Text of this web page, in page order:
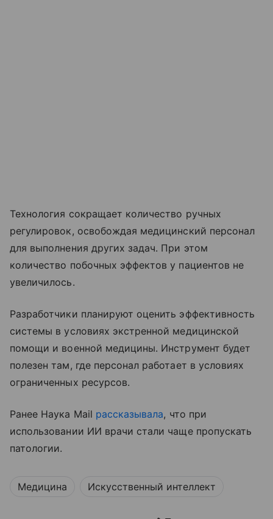
Технология сокращает количество ручных
регулировок, освобождая медицинский персонал
для выполнения других задач. При этом
количество побочных эффектов у пациентов не
увеличилось.
Разработчики планируют оценить эффективность
системы в условиях экстренной медицинской
помощи и военной медицины. Инструмент будет
полезен там, где персонал работает в условиях
ограниченных ресурсов.
Ранее Наука Mail рассказывала, что при
использовании ИИ врачи стали чаще пропускать
патологии.
Медицина Искусственный интеллект